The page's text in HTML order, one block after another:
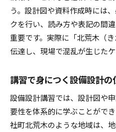
う。設計図や資料作成時には
クを行い、読み方や表記の間
重要です。実際に「北荒木（
伝達し、現場で混乱が生じたケ
講習で身につく設備設計
設備設計講習では、設計図や
要性を体系的に学ぶことがで
社町北荒木のような地域は、